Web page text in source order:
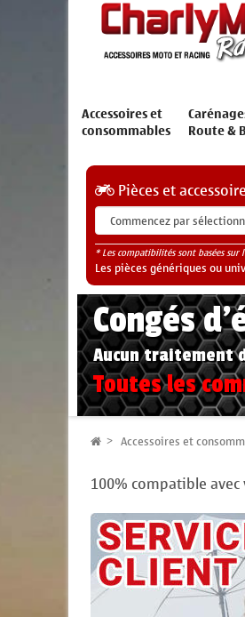
Accessoires et
consommables Route &
Pièces et
* Les compatibilités sont basées
Les pièces génériques ou
Congés
Aucun traitement
Toutes les
Accessoires et
100% compatible